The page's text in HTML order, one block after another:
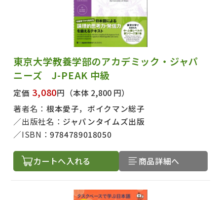
東京大学教養学部のアカデミック・ジャパ
ニーズ J-PEAK 中級
定価 3,080円 （本体 2,800 円）
著者名： 根本愛子，ボイクマン総子
出版社名： ジャパンタイムズ出版
ISBN：9784789018050
カートへ入れる 商品詳細へ